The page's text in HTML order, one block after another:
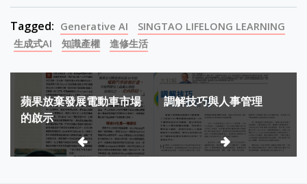
Tagged: Generative AI
SINGTAO LIFELONG LEARNING
生成式AI
知識產權 進修生活
navigation
蘋果放棄發展電動車市場
的啟示
調解技巧與人事管理